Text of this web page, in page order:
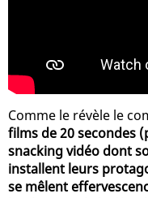
Comme le révèle le
films de 20 secondes
snacking vidéo dont
installent leurs
se mêlent